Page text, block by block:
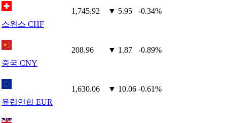
스위스 CHF
1,745.92 ▼ 5.95 -0.34%
중국 CNY
208.96 ▼ 1.87 -0.89%
유럽연합 EUR
1,630.06 ▼ 10.06 -0.61%